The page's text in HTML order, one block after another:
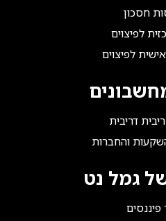
חסכון
לפיצוים
לפיצוים
דריבית
והחברות
גמל נט
פיננסים